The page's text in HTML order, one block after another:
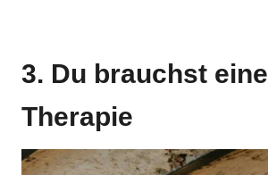
3. Du brauchst eine
Therapie